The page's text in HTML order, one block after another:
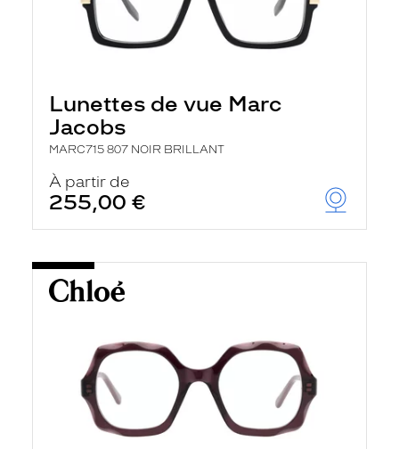
Lunettes de vue Marc
Jacobs
MARC715 807 NOIR BRILLANT
À partir de
255,00 €